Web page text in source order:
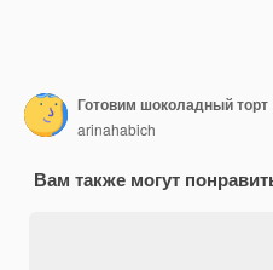
Готовим шоколадный торт
arinahabich
Вам также могут